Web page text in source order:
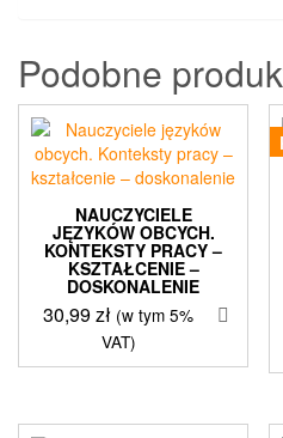
Podobne
NAUCZYCIELE
JĘZYKÓW OBCYCH.
KONTEKSTY PRACY –
KSZTAŁCENIE –
DOSKONALENIE
30,99zł (w tym 5%
VAT)